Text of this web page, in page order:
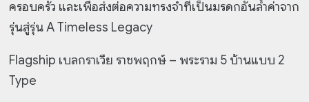
ครอบครัว และเพื่อส่งต่อความทรงจำที่เป็นมรดกอันล้ำค่าจาก
รุ่นสู่รุ่น A Timeless Legacy
Flagship เบลกราเวีย ราชพฤกษ์ – พระราม 5 บ้านแบบ 2
Type